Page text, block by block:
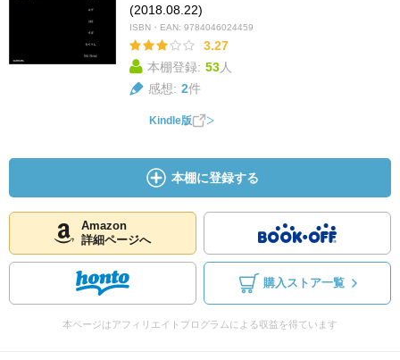
(2018.08.22)
ISBN・EAN: 9784046024459
3.27
本棚登録: 53人
感想: 2件
Kindle版
本棚に登録する
Amazon
詳細ページへ
購入ストア一覧
本ページはアフィリエイトプログラムによる収益を得ています